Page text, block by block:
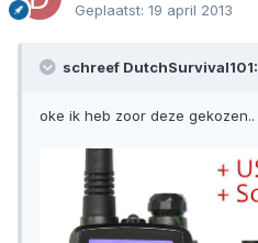
Geplaatst: 19 april 2013
schreef DutchSurvival101:
oke ik heb zoor deze gekozen..